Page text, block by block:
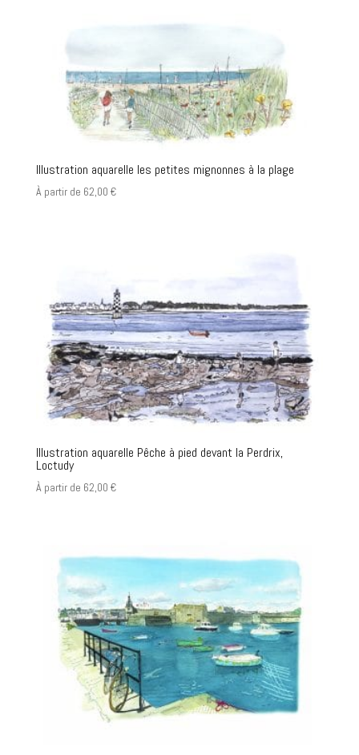
Illustration aquarelle les petites mignonnes à la plage
À partir de 62,00 €
Illustration aquarelle Pêche à pied devant la Perdrix,
Loctudy
À partir de 62,00 €